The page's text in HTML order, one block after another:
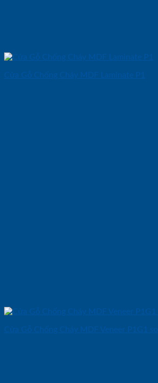
Cửa Gỗ Chống Cháy MDF Laminate P1
Cửa Gỗ Chống Cháy MDF Veneer P1G1 soi